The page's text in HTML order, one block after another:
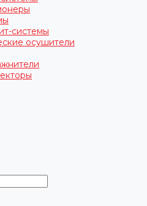
системы
осушители